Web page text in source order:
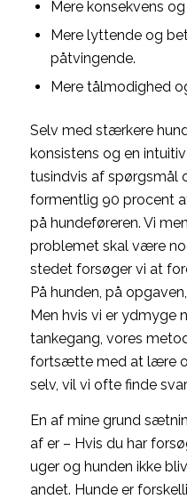
Mere konsekvens
Mere lyttende og
påtvingende.
Mere tålmodighed
Selv med stærkere
konsistens og en
tusindvis af spørgsmål
formentlig 90 procent
på hundeføreren. Vi
problemet skal være
stedet forsøger vi at
På hunden, på
Men hvis vi er ydmyge
tankegang, vores
fortsætte med at lære
selv, vil vi ofte finde
En af mine grund
af er – Hvis du har
uger og hunden ikke
andet. Hunde er